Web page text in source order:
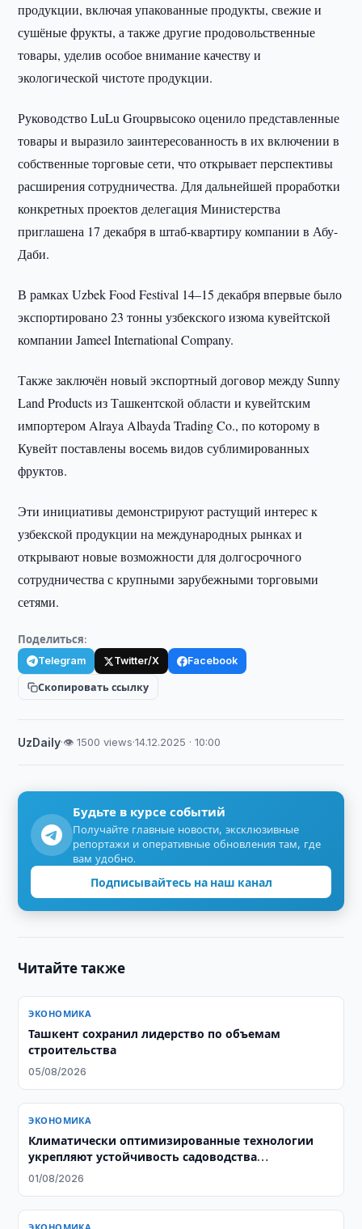
продукции, включая упакованные продукты, свежие и
сушёные фрукты, а также другие продовольственные
товары, уделив особое внимание качеству и
экологической чистоте продукции.
Руководство LuLu Groupвысоко оценило представленные
товары и выразило заинтересованность в их включении в
собственные торговые сети, что открывает перспективы
расширения сотрудничества. Для дальнейшей проработки
конкретных проектов делегация Министерства
приглашена 17 декабря в штаб-квартиру компании в Абу-
Даби.
В рамках Uzbek Food Festival 14–15 декабря впервые было
экспортировано 23 тонны узбекского изюма кувейтской
компании Jameel International Company.
Также заключён новый экспортный договор между Sunny
Land Products из Ташкентской области и кувейтским
импортером Alraya Albayda Trading Co., по которому в
Кувейт поставлены восемь видов сублимированных
фруктов.
Эти инициативы демонстрируют растущий интерес к
узбекской продукции на международных рынках и
открывают новые возможности для долгосрочного
сотрудничества с крупными зарубежными торговыми
сетями.
Поделиться:
Telegram Twitter/X Facebook
Скопировать ссылку
UzDaily·👁 1500 views·14.12.2025 · 10:00
Будьте в курсе событий
Получайте главные новости, эксклюзивные
репортажи и оперативные обновления там, где
вам удобно.
Подписывайтесь на наш канал
Читайте также
ЭКОНОМИКА
Ташкент сохранил лидерство по объемам
строительства
05/08/2026
ЭКОНОМИКА
Климатически оптимизированные технологии
укрепляют устойчивость садоводства
Узбекистана
01/08/2026